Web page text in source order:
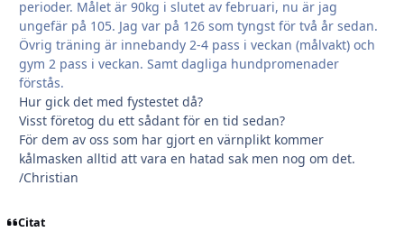
perioder. Målet är 90kg i slutet av februari, nu är jag
ungefär på 105. Jag var på 126 som tyngst för två år sedan.
Övrig träning är innebandy 2-4 pass i veckan (målvakt) och
gym 2 pass i veckan. Samt dagliga hundpromenader
förstås.
Hur gick det med fystestet då?
Visst företog du ett sådant för en tid sedan?
För dem av oss som har gjort en värnplikt kommer
kålmasken alltid att vara en hatad sak men nog om det.
/Christian
Citat